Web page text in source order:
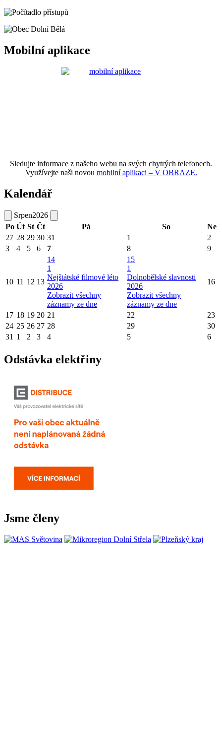
Mobilní aplikace
Sledujte informace z našeho webu na svých chytrých telefonech.
Využívejte naši novou mobilní aplikaci – V OBRAZE.
Kalendář
Srpen2026
Po Út St Čt Pá So
Ne
27 28 29 30 31 1
2
3
4 5 6 7 8 9
10 11 12 13
14
1
Nejštátské filmové léto
2026
Zobrazit všechny
záznamy ze dne
15
1
Dolnobělské slavnosti
2026
Zobrazit všechny
záznamy ze dne
16
17 18 19 20 21 22
23
24 25 26 27 28 29
30
31 1 2 3 4 5 6
Odstávka elektřiny
Jsme členy